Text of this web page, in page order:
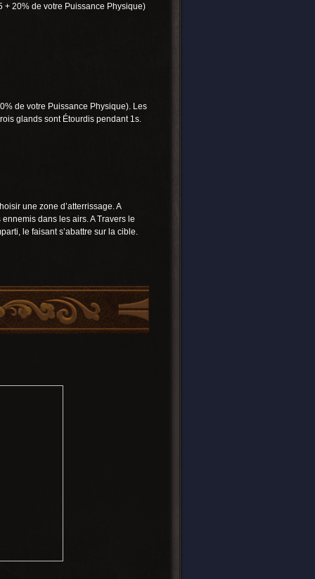
+ 20% de votre Puissance Physique)
de votre Puissance Physique). Les
glands sont Étourdis pendant 1s.
une zone d’atterrissage. A
dans les airs. A Travers le
le faisant s’abattre sur la cible.